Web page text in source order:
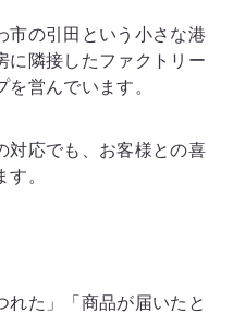
市の引田という小さな港
に隣接したファクトリー
営んでいます。
対応でも、お客様との喜
。
れた」「 商品が届いたと